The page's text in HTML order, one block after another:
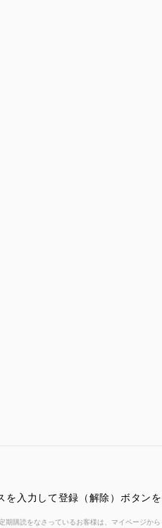
入力して登録（解除）ボタンを
購読をなさっているお客様は、マイページか